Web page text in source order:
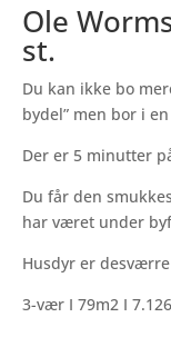
Ole
st.
Du kan ikke bo
bydel” men bor i
Der er 5 minutter
Du får den
har været under
Husdyr er
3-vær I 79m2 I